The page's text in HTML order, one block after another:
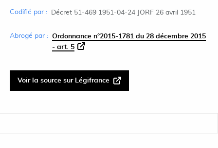
Codifié par : Décret 51-469 1951-04-24 JORF 26 avril 1951
Abrogé par : Ordonnance n°2015-1781 du 28 décembre 2015
- art. 5
Voir la source sur Légifrance